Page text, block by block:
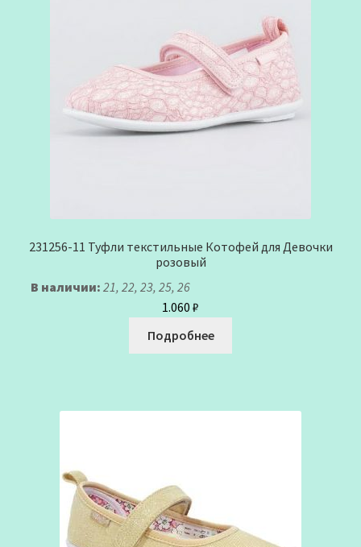
231256-11 Туфли текстильные Котофей для Девочки
розовый
В наличии: 21, 22, 23, 25, 26
1.060 ₽
Подробнее